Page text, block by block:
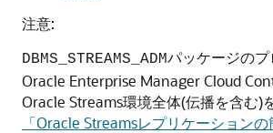
注意:
DBMS_STREAMS_ADMパッケージの
Oracle Enterprise Manager Cloud
Oracle Streams環境全体(伝播を含む)
「Oracle Streamsレプリケーションの